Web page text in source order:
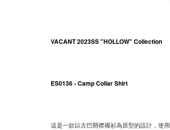
VACANT 2023SS "HOLLOW" Collection
ES0136 - Camp Collar Shirt
這是一款以古巴開襟襯衫為原型的設計，使